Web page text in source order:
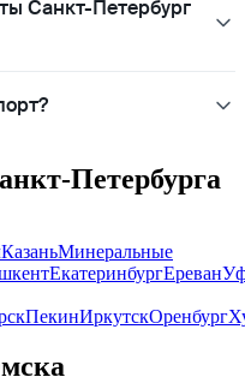
Санкт-Петербург
Петербурга
КазаньМинеральные
ЕкатеринбургЕреван
ПекинИркутскОренбург